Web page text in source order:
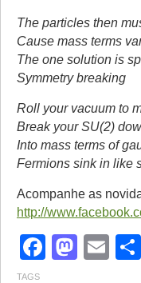
The particles then
Cause mass terms
The one solution is
Symmetry breaking
Roll your vacuum to
Break your SU(2)
Into mass terms of
Fermions sink in like
Acompanhe as
http://
TAGS